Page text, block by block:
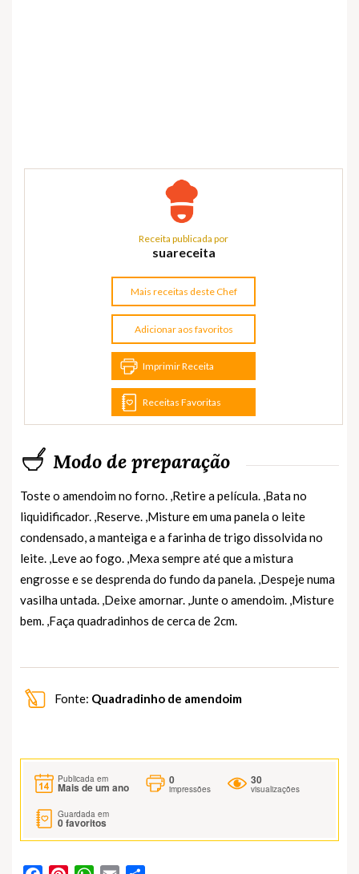
Receita publicada por
suareceita
Mais receitas deste Chef
Adicionar aos favoritos
Imprimir Receita
Receitas Favoritas
Modo de preparação
Toste o amendoim no forno. ,Retire a película. ,Bata no
liquidificador. ,Reserve. ,Misture em uma panela o leite
condensado, a manteiga e a farinha de trigo dissolvida no
leite. ,Leve ao fogo. ,Mexa sempre até que a mistura
engrosse e se desprenda do fundo da panela. ,Despeje numa
vasilha untada. ,Deixe amornar. ,Junte o amendoim. ,Misture
bem. ,Faça quadradinhos de cerca de 2cm.
Fonte: Quadradinho de amendoim
Publicada em
Mais de um ano
0
impressões
30
visualizações
Guardada em
0favoritos